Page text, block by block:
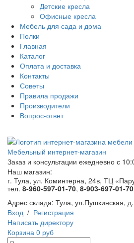
Детские кресла
Офисные кресла
Мебель для сада и дома
Полки
Главная
Каталог
Оплата и доставка
Контакты
Советы
Правила продажи
Производители
Вопрос-ответ
Мебельный интернет-магазин
Заказ и консультации ежедневно с
Наш магазин:
г. Тула, ул. Коминтерна, 24в, ТЦ
тел. 8-960-597-01-70, 8-903-697-01-70
Адрес склада: Тула, ул.Пушкинская,
Вход / Регистрация
Написать директору
Корзина 0 руб